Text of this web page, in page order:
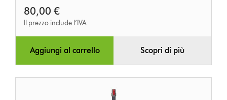
80,00 €
Il prezzo include l’IVA
Aggiungi al carrello Scopri di più